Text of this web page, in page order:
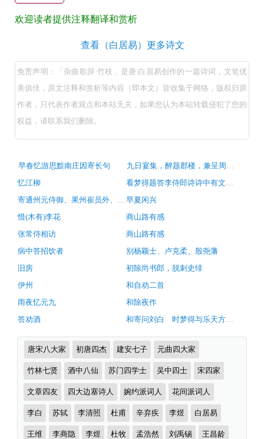
译
+全
注
释
译
文
赏
析
欢迎读者提供注释翻译和赏析
曲
歌
辞
竹
（唐
白
翻
译
及
赏
（完）-
诗
词
查看（白居易）更多诗文
免责声明：「杂曲歌辞·竹枝」是唐 白居易创作的一篇诗词，文笔优
美俱佳，原文注释和赏析等内容（即本文）皆收集于网络，版权归原
作者，只代表作者观点和本站无关，如果您认为本站转载侵犯了您的
权益，请联系我们删除。
古
词
推
荐
早春忆游思黯南庄因寄长句
九日宴集，醉题郡楼，兼呈周、殷二判官
忆江柳
看梦得题答李侍郎诗诗中有文星之句因戏和之
寄通州元侍御、果州崔员外、澧州李舍人、凤 早夏闲兴
惜(木有)李花
商山路有感
张常侍相访
商山路有感
病中答招饮者
别杨颖士、卢克柔、殷尧藩
旧房
初除尚书郎，脱刺史绯
伊州
和自劝二首
雨夜忆元九
和除夜作
答劝酒
和寄问刘白 时梦得与乐天方舟西上。
诗
词
分
类
唐宋八大家 初唐四杰 建安七子 元曲四大家
竹林七贤 酒中八仙 苏门四学士 吴中四士 宋四家
文章四友 四大边塞诗人 婉约派词人 花间派词人
李白 苏轼 李清照 杜甫 辛弃疾 李煜 白居易
王维 李商隐 李煜 杜牧 孟浩然 刘禹锡 王昌龄